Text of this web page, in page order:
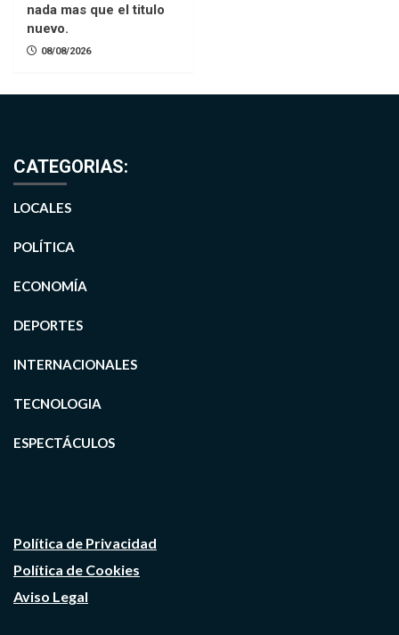
nada mas que el titulo
nuevo.
08/08/2026
CATEGORIAS:
LOCALES
POLÍTICA
ECONOMÍA
DEPORTES
INTERNACIONALES
TECNOLOGIA
ESPECTÁCULOS
Política de Privacidad
Política de Cookies
Aviso Legal